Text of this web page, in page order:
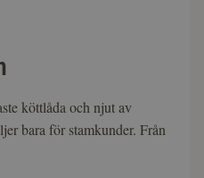
köttlåda och njut av
bara för stamkunder. Från